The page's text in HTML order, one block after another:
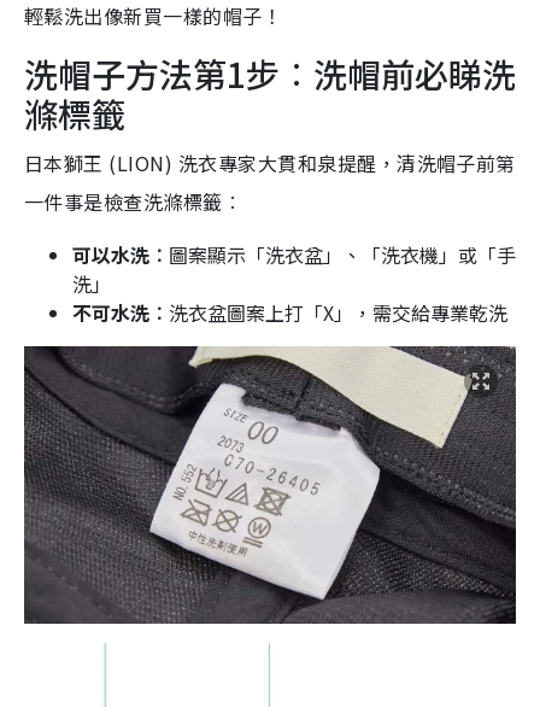
輕鬆洗出像新買一樣的帽子！
洗帽子方法第1步︰洗帽前必睇洗
滌標籤
日本獅王 (LION) 洗衣專家大貫和泉提醒，清洗帽子前第
一件事是檢查洗滌標籤︰
可以水洗︰ 圖案顯示「洗衣盆」、「洗衣機」或「手
洗」
不可水洗︰ 洗衣盆圖案上打「X」，需交給專業乾洗